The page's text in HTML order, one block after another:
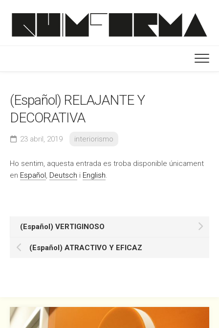
content
(Español) RELAJANTE Y
DECORATIVA
23 abril, 2019 interiorismo
Ho sentim, aquesta entrada es troba disponible únicament
en Español, Deutsch i English.
(Español) VERTIGINOSO
(Español) ATRACTIVO Y EFICAZ